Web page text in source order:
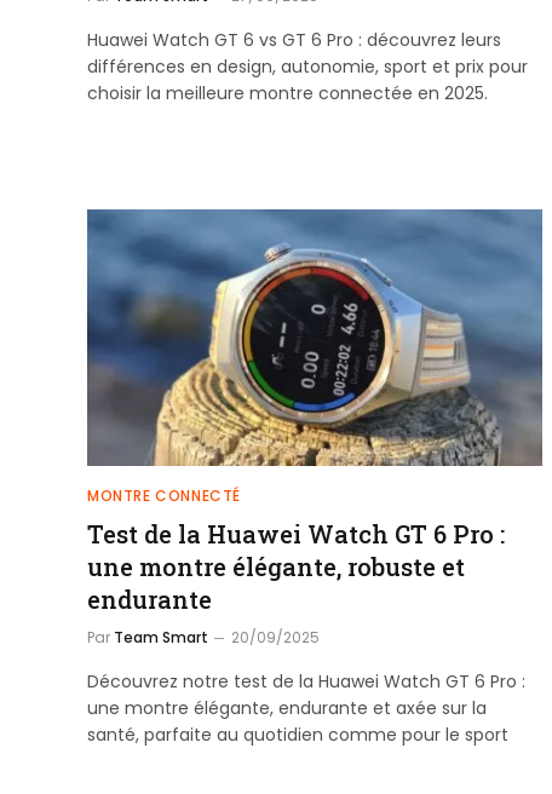
Huawei Watch GT 6 vs GT 6 Pro : découvrez leurs
différences en design, autonomie, sport et prix pour
choisir la meilleure montre connectée en 2025.
MONTRE CONNECTÉ
Test de la Huawei Watch GT 6 Pro :
une montre élégante, robuste et
endurante
Par Team Smart 20/09/2025
Découvrez notre test de la Huawei Watch GT 6 Pro :
une montre élégante, endurante et axée sur la
santé, parfaite au quotidien comme pour le sport